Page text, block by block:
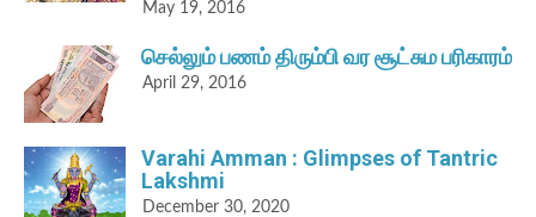
May 19, 2016
செல்லும் பணம் திரும்பி வர சூட்சும பரிகாரம்
April 29, 2016
Varahi Amman : Glimpses of Tantric
Lakshmi
December 30, 2020